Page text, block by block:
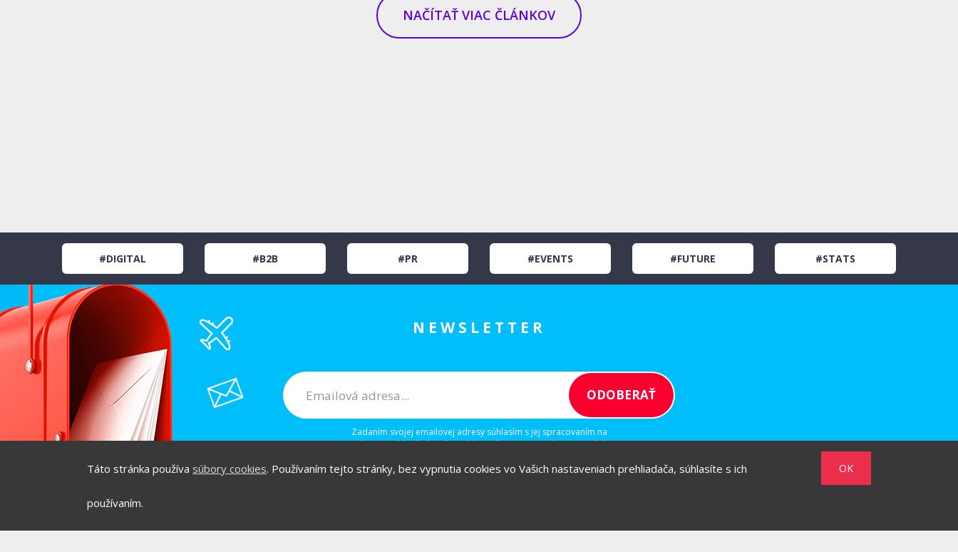
Táto stránka používa súbory cookies. Používaním tejto stránky, bez vypnutia cookies vo Vašich nastaveniach prehliadača, súhlasíte s ich
používaním.
OK
NAČÍTAŤ VIAC ČLÁNKOV
#DIGITAL #B2B #PR #EVENTS #FUTURE #STATS
NEWSLETTER
Zadaním svojej emailovej adresy súhlasím s jej spracovaním na
marketingové účely, ktorými sú: kontaktovanie newsletterom alebo
/ O PROJEKTE / HOT & DIGITAL / IDEAS / RULEZZ / AGENTÚRY & ĽUDIA / MARKET / HOW TO